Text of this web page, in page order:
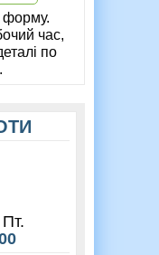
форму.
час,
по